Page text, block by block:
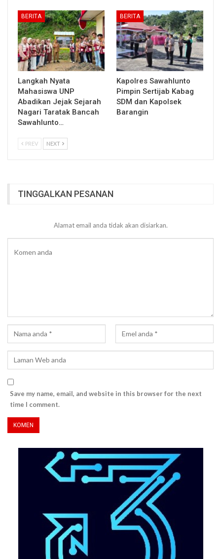
BERITA
Langkah Nyata
Mahasiswa UNP
Abadikan Jejak Sejarah
Nagari Taratak Bancah
Sawahlunto…
BERITA
Kapolres Sawahlunto
Pimpin Sertijab Kabag
SDM dan Kapolsek
Barangin
PREV NEXT
TINGGALKAN PESANAN
Alamat email anda tidak akan disiarkan.
Save my name, email, and website in this browser for the next
time I comment.